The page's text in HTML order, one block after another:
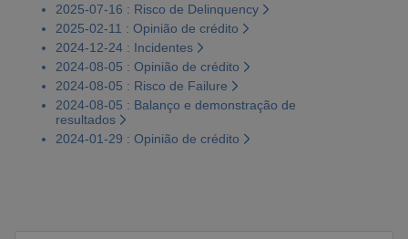
2025-07-16 : Risco de Delinquency
2025-02-11 : Opinião de crédito
2024-12-24 : Incidentes
2024-08-05 : Opinião de crédito
2024-08-05 : Risco de Failure
2024-08-05 : Balanço e demonstração de
resultados
2024-01-29 : Opinião de crédito